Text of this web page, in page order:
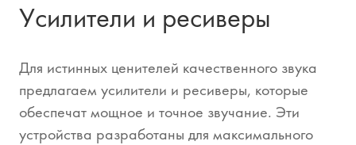
Усилители и ресиверы
Для истинных ценителей качественного звука
предлагаем усилители и ресиверы, которые
обеспечат мощное и точное звучание. Эти
устройства разработаны для максимального